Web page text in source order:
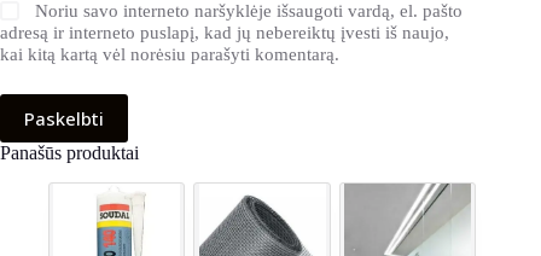
Noriu savo interneto naršyklėje išsaugoti vardą, el. pašto
adresą ir interneto puslapį, kad jų nebereiktų įvesti iš naujo,
kai kitą kartą vėl norėsiu parašyti komentarą.
Paskelbti
Panašūs produktai